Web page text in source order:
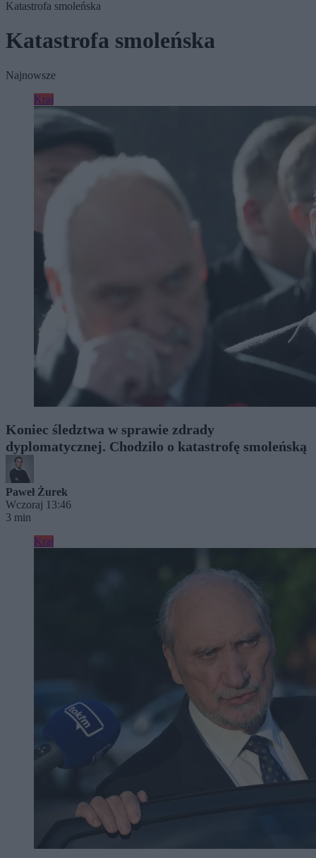
Katastrofa smoleńska
Katastrofa smoleńska
Najnowsze
Kraj
Koniec śledztwa w sprawie zdrady
dyplomatycznej. Chodziło o katastrofę smoleńską
Paweł Żurek
Wczoraj 13:46
3 min
Kraj